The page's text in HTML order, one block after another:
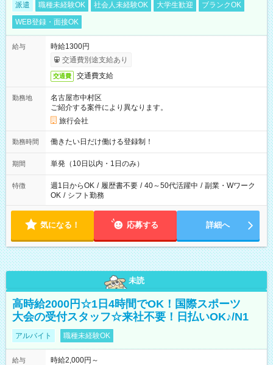
派遣 職種未経験OK 社会人未経験OK 大学生歓迎
ブランクOK
WEB登録・面接OK
給与
時給1300円
交通費別途支給あり
交通費 交通費支給
勤務地
名古屋市中村区
ご紹介する案件により異なります。
旅行会社
勤務時間 働きたい日だけ働ける登録制！
期間 単発（10日以内・1日のみ）
特徴 週1日からOK / 履歴書不要 / 40～50代活躍中 / 副業・Wワーク
OK / シフト勤務
気になる！ 応募する 詳細へ
未読
高時給2000円☆1日4時間でOK！国際スポーツ
大会の受付スタッフ☆来社不要！日払いOK♪/N1
アルバイト 職種未経験OK
給与
時給2,000円～